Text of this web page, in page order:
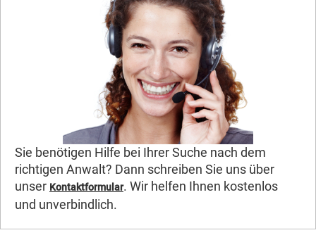
Sie benötigen Hilfe bei Ihrer Suche nach dem
richtigen Anwalt? Dann schreiben Sie uns über
unser Kontaktformular. Wir helfen Ihnen kostenlos
und unverbindlich.